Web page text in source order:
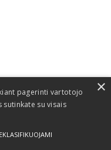
pagerinti vartotojo
su visais
×